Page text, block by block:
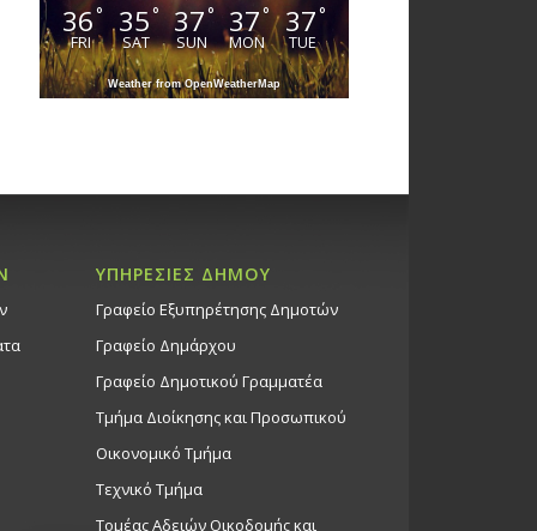
36°
FRI
35°
SAT
37°
SUN
37°
MON
37°
TUE
Weather from OpenWeatherMap
ΥΠΗΡΕΣΙΕΣ ΔΗΜΟΥ
Γραφείο Εξυπηρέτησης Δημοτών
Γραφείο Δημάρχου
Γραφείο Δημοτικού Γραμματέα
Τμήμα Διοίκησης και Προσωπικού
Οικονομικό Τμήμα
Τεχνικό Τμήμα
Τομέας Αδειών Οικοδομής και